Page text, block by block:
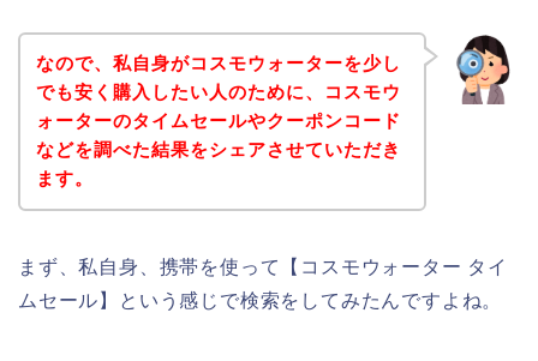
なので、私自身がコスモウォーターを少し
でも安く購入したい人のために、コスモウ
ォーターのタイムセールやクーポンコード
などを調べた結果をシェアさせていただき
ます。
まず、私自身、携帯を使って【コスモウォーター タイ
ムセール】という感じで検索をしてみたんですよね。